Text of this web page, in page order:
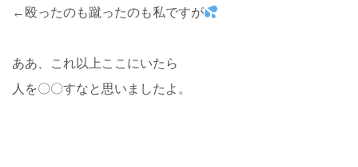
←殴ったのも蹴ったのも私ですが
ああ、これ以上ここにいたら
人を〇〇すなと思いましたよ。